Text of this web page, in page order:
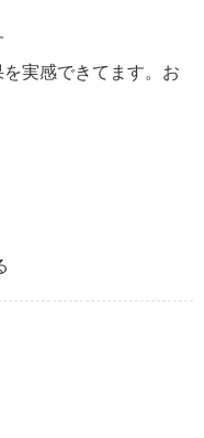
実感できてます。お